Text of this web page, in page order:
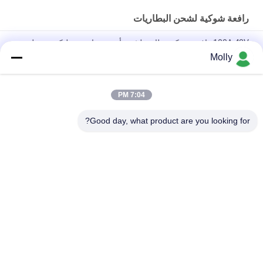
رافعة شوكية لشحن البطاريات
100A 48V رافعة شوكية بطارية ليثيوم أيون شواحن سيليكون معدل
التحكم
سبيكة الألومنيوم CZB5C 24V/45A شاحن بطارية الشاحنة مع مروحة
Molly
7:04 PM
Good day, what product are you looking for?